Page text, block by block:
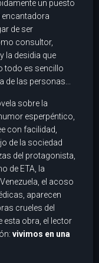
un puesto
encantadora
de ser
consultor,
la desidia que
todo es sencillo
de las personas...
sobre la
esperpéntico,
con facilidad,
de la sociedad
del protagonista,
de ETA, la
el acoso
aparecen
crueles del
esta obra, el lector
vivimos en una